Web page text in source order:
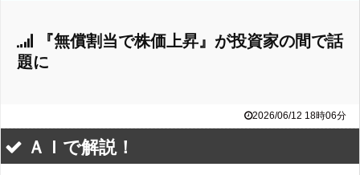
a
『無償割当で株価上昇』が投資家の間で話
題に
2026/06/12 18時06分
ＡＩで解説！